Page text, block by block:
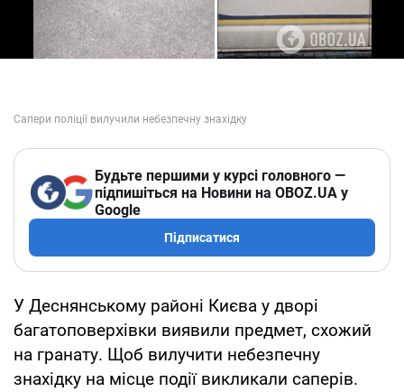
Будьте першими у курсі головного —
підпишіться на Новини на OBOZ.UA у
Google
Підписатися
У Деснянському районі Києва у дворі
багатоповерхівки виявили предмет, схожий
на гранату. Щоб вилучити небезпечну
знахідку на місце події викликали саперів.